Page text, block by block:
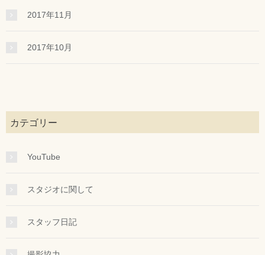
2017年11月
2017年10月
カテゴリー
YouTube
スタジオに関して
スタッフ日記